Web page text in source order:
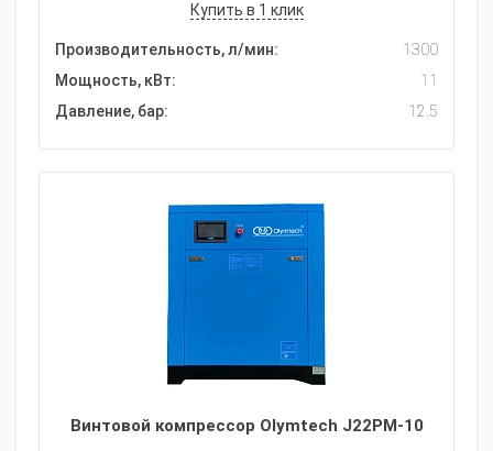
Купить в 1 клик
Производительность, л/мин:
1300
Мощность, кВт:
11
Давление, бар:
12.5
Винтовой компрессор Olymtech J22PM-10